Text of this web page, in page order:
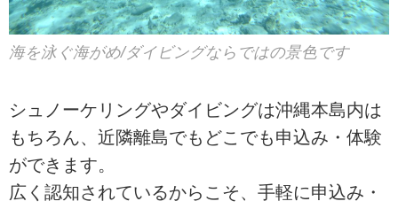
海を泳ぐ海がめ/ダイビングならではの景色です
シュノーケリングやダイビングは沖縄本島内は
もちろん、近隣離島でもどこでも申込み・体験
ができます。
広く認知されているからこそ、手軽に申込み・